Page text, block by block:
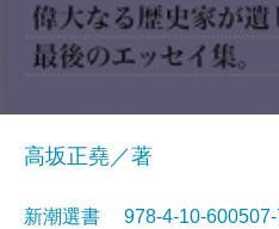
高坂正堯／著
新潮選書 978-4-10-